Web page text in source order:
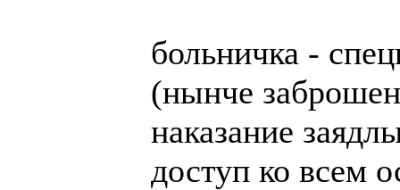
больничка -
(нынче
наказание
доступ ко всем